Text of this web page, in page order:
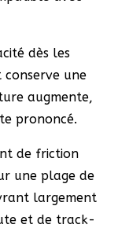
dès les
conserve une
augmente,
prononcé.
de friction
une plage de
largement
et de track-